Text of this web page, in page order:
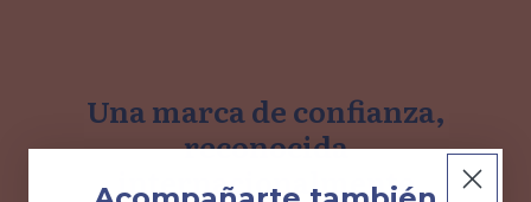
Una marca de confianza,
reconocida
internacionalmente